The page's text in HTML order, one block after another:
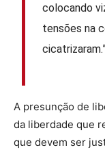
colocando
tensões na
A presunção de
da liberdade que
que devem ser